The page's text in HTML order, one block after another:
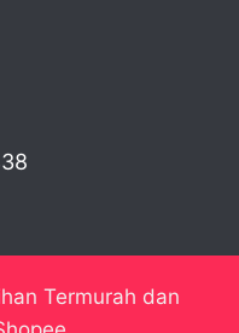
Termurah dan